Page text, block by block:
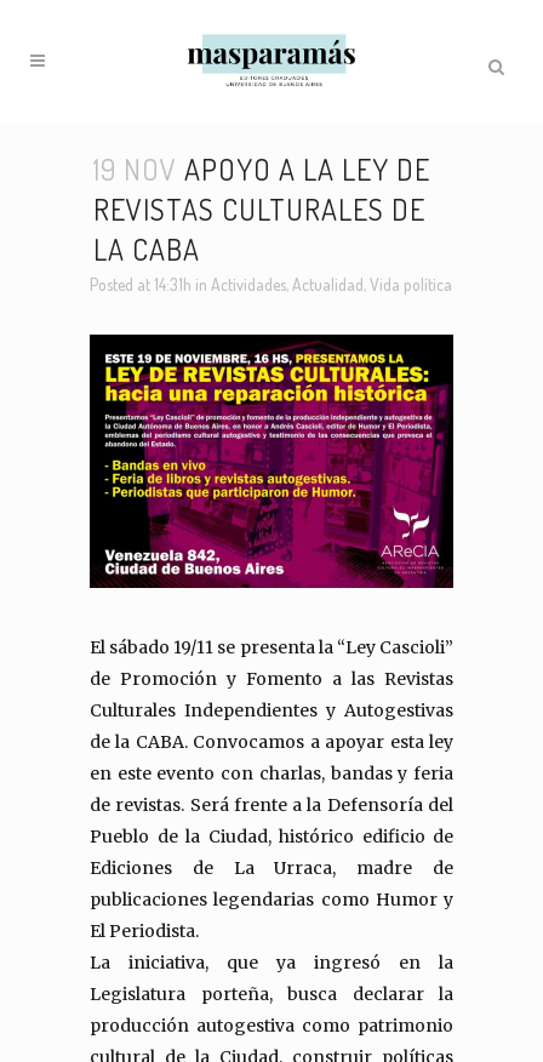
19 NOV APOYO A LA LEY DE
REVISTAS CULTURALES DE
LA CABA
Posted at 14:31h in Actividades,Actualidad,Vida política
El sábado 19/11 se presenta la “Ley Cascioli”
de Promoción y Fomento a las Revistas
Culturales Independientes y Autogestivas
de la CABA. Convocamos a apoyar esta ley
en este evento con charlas, bandas y feria
de revistas. Será frente a la Defensoría del
Pueblo de la Ciudad, histórico edificio de
Ediciones de La Urraca, madre de
publicaciones legendarias como Humor y
El Periodista.
La iniciativa, que ya ingresó en la
Legislatura porteña, busca declarar la
producción autogestiva como patrimonio
cultural de la Ciudad, construir políticas